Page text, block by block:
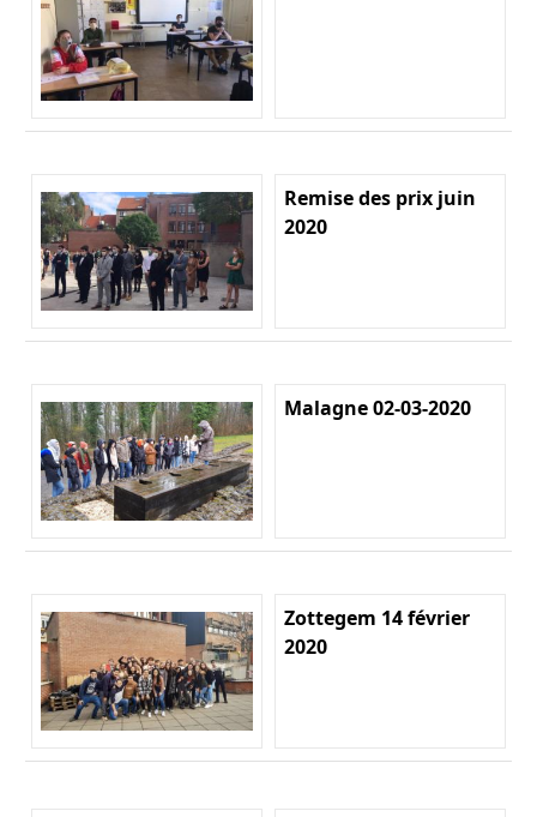
Remise des prix juin
2020
Malagne 02-03-2020
Zottegem 14 février
2020